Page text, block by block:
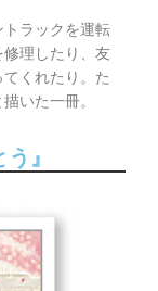
トラックを運転
修理したり、友
くれたり。た
いた一冊。
』